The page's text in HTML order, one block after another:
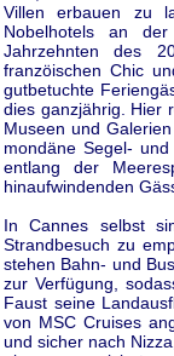
Villen erbauen zu
Nobelhotels an
Jahrzehnten des
franzöischen Chic
gutbetuchte
dies ganzjährig. Hier
Museen und
mondäne Segel-
entlang der
hinaufwindenden
In Cannes selbst
Strandbesuch zu
stehen Bahn- und
zur Verfügung,
Faust seine
von MSC Cruises
und sicher nach